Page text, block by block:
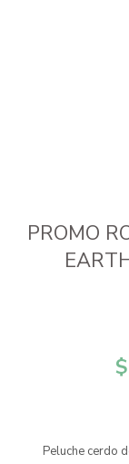
PROMO
$
Peluche cerdo